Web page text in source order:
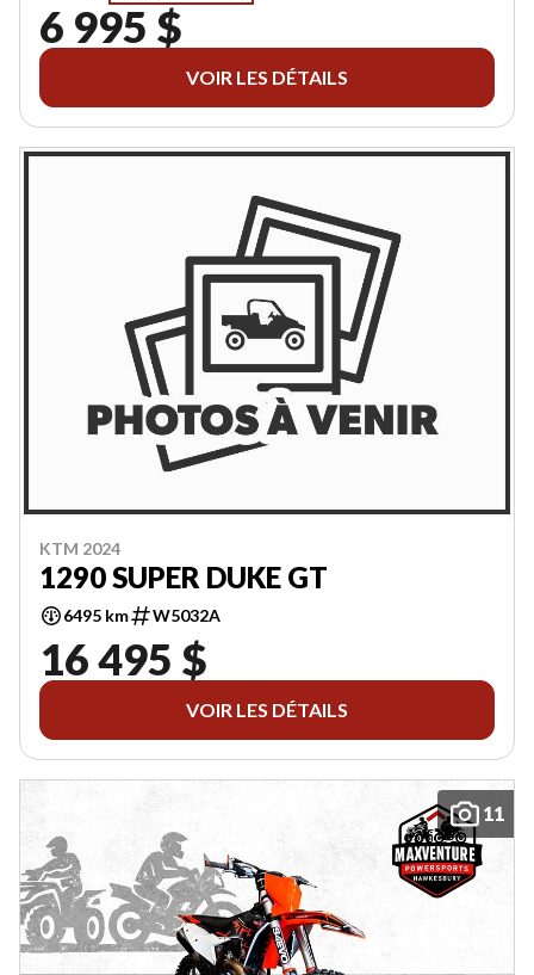
6 995 $
VOIR LES DÉTAILS
KTM 2024
1290 SUPER DUKE GT
6495 km W5032A
16 495 $
VOIR LES DÉTAILS
11